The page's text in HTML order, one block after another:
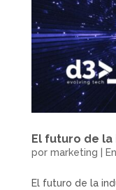
El futuro de
por marketing
El futuro de la